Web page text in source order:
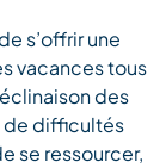
s’offrir une
vacances tous
des
de difficultés
se ressourcer,